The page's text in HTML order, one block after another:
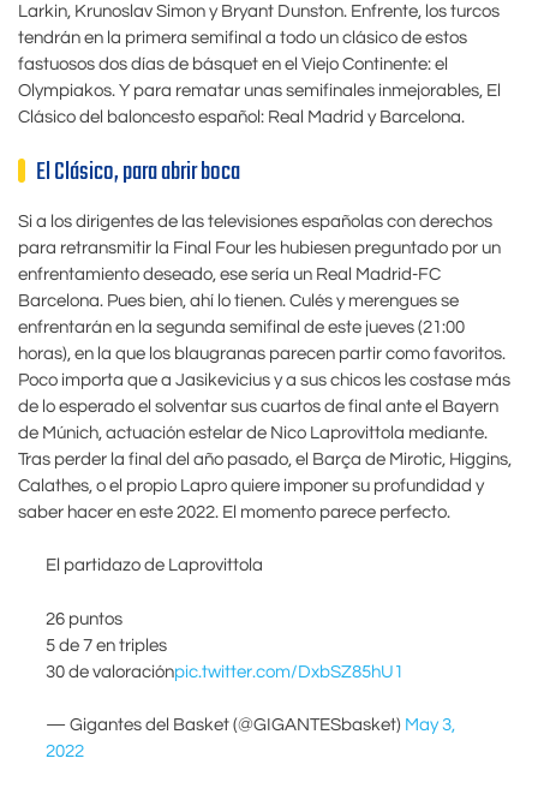
Larkin, Krunoslav Simon y Bryant Dunston. Enfrente, los turcos
tendrán en la primera semifinal a todo un clásico de estos
fastuosos dos días de básquet en el Viejo Continente: el
Olympiakos. Y para rematar unas semifinales inmejorables, El
Clásico del baloncesto español: Real Madrid y Barcelona.
El Clásico, para abrir boca
Si a los dirigentes de las televisiones españolas con derechos
para retransmitir la Final Four les hubiesen preguntado por un
enfrentamiento deseado, ese sería un Real Madrid-FC
Barcelona. Pues bien, ahí lo tienen. Culés y merengues se
enfrentarán en la segunda semifinal de este jueves (21:00
horas), en la que los blaugranas parecen partir como favoritos.
Poco importa que a Jasikevicius y a sus chicos les costase más
de lo esperado el solventar sus cuartos de final ante el Bayern
de Múnich, actuación estelar de Nico Laprovittola mediante.
Tras perder la final del año pasado, el Barça de Mirotic, Higgins,
Calathes, o el propio Lapro quiere imponer su profundidad y
saber hacer en este 2022. El momento parece perfecto.
El partidazo de Laprovittola
26 puntos
5 de 7 en triples
30 de valoraciónpic.twitter.com/DxbSZ85hU1
— Gigantes del Basket (@GIGANTESbasket) May 3,
2022